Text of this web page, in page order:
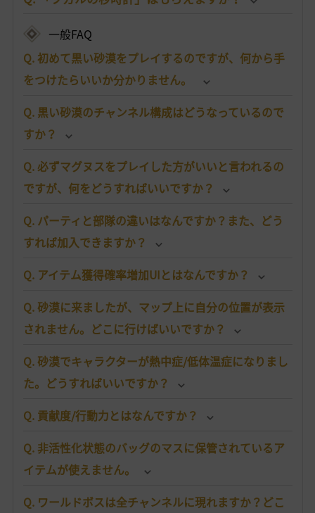
一般FAQ
Q. 初めて黒い砂漠をプレイするのですが、何から手
をつけたらいいか分かりません。
Q. 黒い砂漠のチャンネル構成はどうなっているので
すか？
Q. 必ずマグヌスをプレイした方がいいと言われるの
ですが、何をどうすればいいですか？
Q. パーティと部隊の違いはなんですか？また、どう
すれば加入できますか？
Q. アイテム獲得確率増加UIとはなんですか？
Q. 砂漠に来ましたが、マップ上に自分の位置が表示
されません。どこに行けばいいですか？
Q. 砂漠でキャラクターが熱中症/低体温症になりまし
た。どうすればいいですか？
Q. 貢献度/行動力とはなんですか？
Q. 非活性化状態のバッグのマスに保管されているア
イテムが使えません。
Q. ワールドボスは全チャンネルに現れますか？どこ